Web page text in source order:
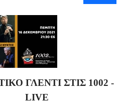
ΓΛΕΝΤΙ ΣΤΙΣ 1002 -
LIVE